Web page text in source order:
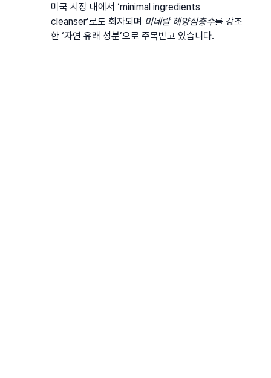
미국 시장 내에서 ‘minimal ingredients
cleanser’로도 회자되며 미네랄 해양심층수를 강조
한 ‘자연 유래 성분’으로 주목받고 있습니다.